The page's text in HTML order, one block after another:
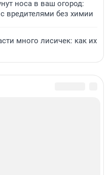
носа в ваш огород:
вредителями без химии
много лисичек: как их